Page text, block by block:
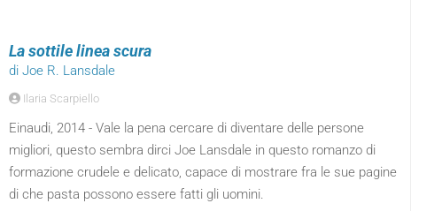
La sottile linea scura
di Joe R. Lansdale
Ilaria Scarpiello
Einaudi, 2014 - Vale la pena cercare di diventare delle persone
migliori, questo sembra dirci Joe Lansdale in questo romanzo di
formazione crudele e delicato, capace di mostrare fra le sue pagine
di che pasta possono essere fatti gli uomini.